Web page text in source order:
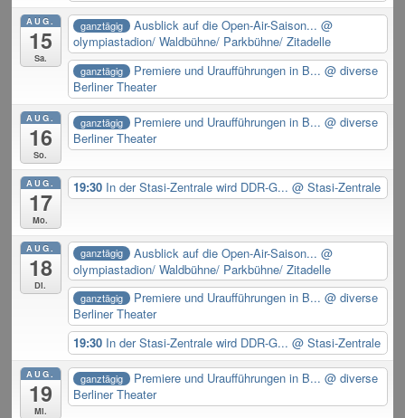
AUG.
15
Sa.
ganztägig Ausblick auf die Open-Air-Saison... @
olympiastadion/ Waldbühne/ Parkbühne/ Zitadelle
ganztägig Premiere und Uraufführungen in B... @ diverse
Berliner Theater
AUG.
16
So.
ganztägig Premiere und Uraufführungen in B... @ diverse
Berliner Theater
AUG.
17
Mo.
19:30 In der Stasi-Zentrale wird DDR-G...@ Stasi-Zentrale
AUG.
18
Di.
ganztägig Ausblick auf die Open-Air-Saison... @
olympiastadion/ Waldbühne/ Parkbühne/ Zitadelle
ganztägig Premiere und Uraufführungen in B... @ diverse
Berliner Theater
19:30 In der Stasi-Zentrale wird DDR-G...@ Stasi-Zentrale
AUG.
19
Mi.
ganztägig Premiere und Uraufführungen in B... @ diverse
Berliner Theater